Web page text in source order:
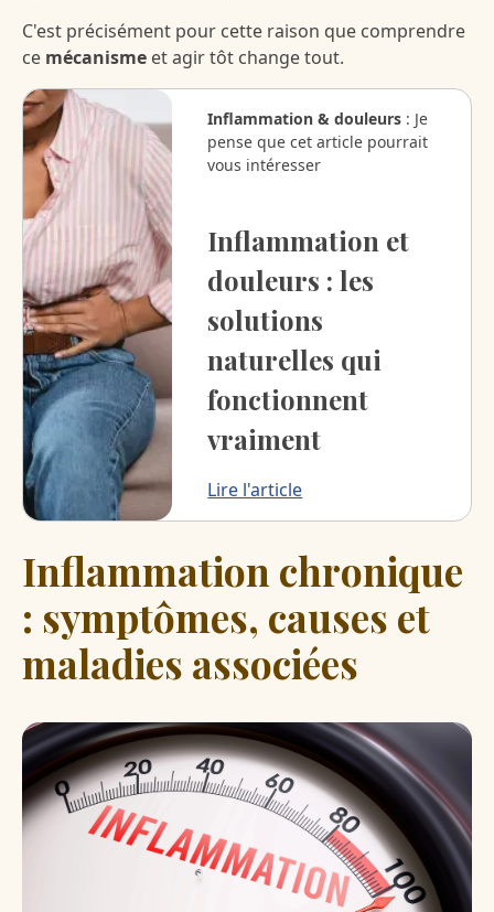
C'est précisément pour cette raison que comprendre
ce mécanisme et agir tôt change tout.
Inflammation & douleurs : Je
pense que cet article pourrait
vous intéresser
Inflammation et
douleurs : les
solutions
naturelles qui
fonctionnent
vraiment
Lire l'article
Inflammation chronique
: symptômes, causes et
maladies associées